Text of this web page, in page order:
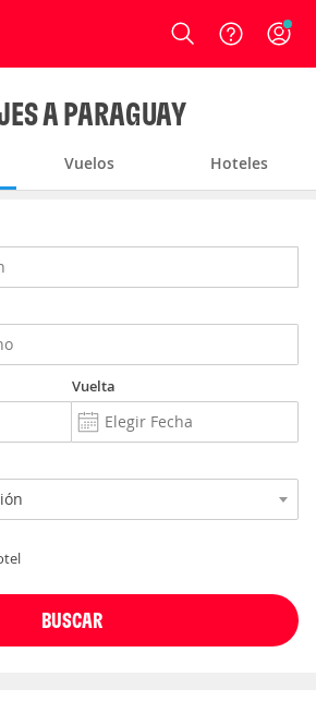
Login
A PARAGUAY
Vuelos Hoteles
Vuelta